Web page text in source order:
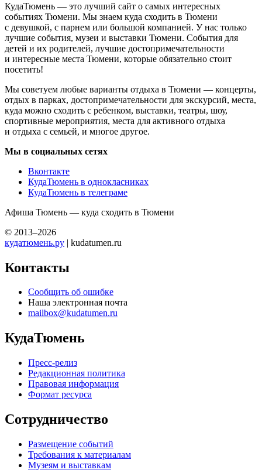
КудаТюмень — это лучший сайт о самых интересных
событиях Тюмени. Мы знаем куда сходить в Тюмени
с девушкой, с парнем или большой компанией. У нас только
лучшие события, музеи и выставки Тюмени. События для
детей и их родителей, лучшие достопримечательности
и интересные места Тюмени, которые обязательно стоит
посетить!
Мы советуем любые варианты отдыха в Тюмени — концерты,
отдых в парках, достопримечательности для экскурсий, места,
куда можно сходить с ребенком, выставки, театры, шоу,
спортивные мероприятия, места для активного отдыха
и отдыха с семьей, и многое другое.
Мы в социальных сетях
Вконтакте
КудаТюмень в однокласниках
КудаТюмень в телеграме
Афиша Тюмень — куда сходить в Тюмени
© 2013–2026
кудатюмень.ру | kudatumen.ru
Контакты
Сообщить об ошибке
Наша электронная почта
mailbox@kudatumen.ru
КудаТюмень
Пресс-релиз
Редакционная политика
Правовая информация
Формат ресурса
Сотрудничество
Размещение событий
Требования к материалам
Музеям и выставкам